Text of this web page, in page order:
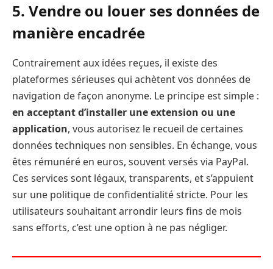
5. Vendre ou louer ses données de
manière encadrée
Contrairement aux idées reçues, il existe des
plateformes sérieuses qui achètent vos données de
navigation de façon anonyme. Le principe est simple :
en acceptant d’installer une extension ou une
application, vous autorisez le recueil de certaines
données techniques non sensibles. En échange, vous
êtes rémunéré en euros, souvent versés via PayPal.
Ces services sont légaux, transparents, et s’appuient
sur une politique de confidentialité stricte. Pour les
utilisateurs souhaitant arrondir leurs fins de mois
sans efforts, c’est une option à ne pas négliger.